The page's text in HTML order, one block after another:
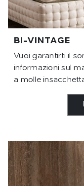
BI-VINTAGE
Vuoi garantirti il
informazioni sul
a molle